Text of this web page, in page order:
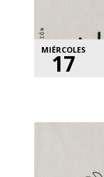
MIÉRCOLES
17